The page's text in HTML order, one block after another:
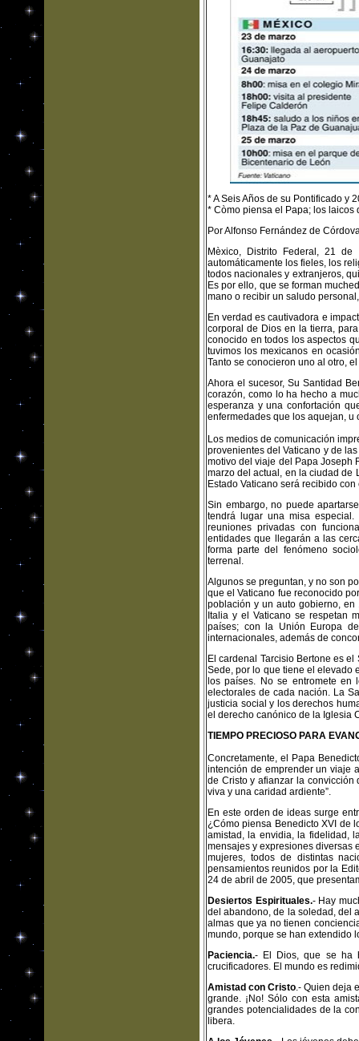
* A Seis Años de su Pontificado y
* Còmo piensa el Papa; los
Por Alfonso Fernández de
Mèxico, Distrito Federal, 21
automáticamente los fieles, los
todos nacionales y extranjeros,
Es por ello, que se forman
mano o recibir un saludo
En verdad es cautivadora e
corporal de Dios en la tierra,
conocido en todos los aspectos
tuvimos los mexicanos en
Tanto se conocieron uno al otro,
Ahora el sucesor, Su Santidad
corazón, como lo ha hecho a
esperanza y una confortación
enfermedades que los aquejan,
Los medios de comunicación
provenientes del Vaticano y de
motivo del viaje del Papa Joseph
marzo del actual, en la ciudad de
Estado Vaticano será recibido
Sin embargo, no puede
tendrá lugar una misa
reuniones privadas con
entidades que llegarán a las
forma parte del fenómeno
terrenal.
Algunos se preguntan, y no son
que el Vaticano fue reconocido
población y un auto gobierno,
Italia y el Vaticano se respetan
países; con la Unión Europa
internacionales, además de
El cardenal Tarcisio Bertone es
Sede, por lo que tiene el elevado
los países. No se entromete en
electorales de cada nación. La
justicia social y los derechos
el derecho canónico de la Iglesia
TIEMPO PRECIOSO PARA
Concretamente, el Papa
intención de emprender un viaje
de Cristo y afianzar la
viva y una caridad ardiente”.
En este orden de ideas surge
¿Cómo piensa Benedicto XVI de
amistad, la envidia, la fidelidad,
mensajes y expresiones diversas
mujeres, todos de distintas
pensamientos reunidos por la
24 de abril de 2005, que
Desiertos Espirituales.- Hay
del abandono, de la soledad, del
almas que ya no tienen
mundo, porque se han
Paciencia.- El Dios, que se ha
crucificadores. El mundo es
Amistad con Cristo.- Quien deja
grande. ¡No! Sólo con esta
grandes potencialidades de la
libera.